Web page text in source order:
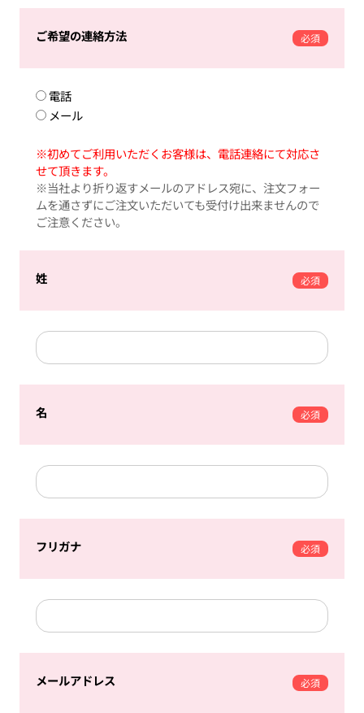
ご希望の連絡方法 必須
電話
メール
※初めてご利用いただくお客様は、電話連絡にて対応さ
せて頂きます。
※当社より折り返すメールのアドレス宛に、注文フォー
ムを通さずにご注文いただいても受付け出来ませんので
ご注意ください。
姓 必須
名 必須
フリガナ 必須
メールアドレス 必須